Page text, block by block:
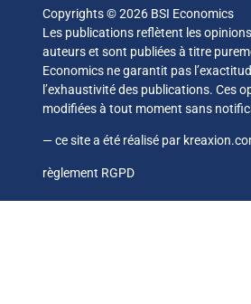
Copyrights © 2026 BSI Economics
Les publications reflètent les
auteurs et sont publiées à titre
Economics ne garantit pas
l’exhaustivité des publications. Ces
modifiées à tout moment sans
— ce site a été réalisé par
règlement RGPD